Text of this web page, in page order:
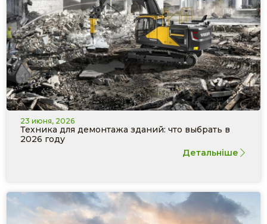
23 июня, 2026
Техника для демонтажа зданий: что выбрать в
2026 году
Детальніше